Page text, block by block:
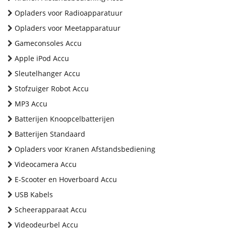
Opladers voor Radioapparatuur
Opladers voor Meetapparatuur
Gameconsoles Accu
Apple iPod Accu
Sleutelhanger Accu
Stofzuiger Robot Accu
MP3 Accu
Batterijen Knoopcelbatterijen
Batterijen Standaard
Opladers voor Kranen Afstandsbediening
Videocamera Accu
E-Scooter en Hoverboard Accu
USB Kabels
Scheerapparaat Accu
Videodeurbel Accu